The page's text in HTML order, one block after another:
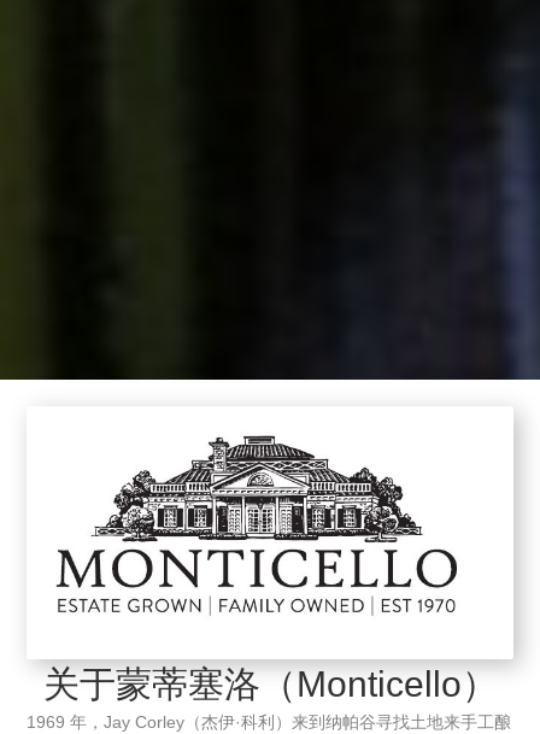
关于蒙蒂塞洛（Monticello）
1969 年，Jay Corley（杰伊·科利）来到纳帕谷寻找土地来手工酿